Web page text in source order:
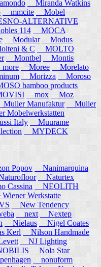
Miranda Watkins
mmcite
Mobel
ALTERNATIVE
114
MOCA
Modular
Modus
& C
MOLTO
Montbel
Montis
Moree
Morelato
Morizza
Moroso
bamboo products
mox
Moz
Muller Manufaktur
Muller
Mobelwerkstatten
Italy
Muurame
MYDECK
Popov
Nanimarquina
Naturtex
Cassina
NEOLITH
Werkstatte
New Tendency
next
Nextep
Nielaus
Nigel Coates
Kerl
Nilson Handmade
NJ Lighting
Nola Star
nonuform